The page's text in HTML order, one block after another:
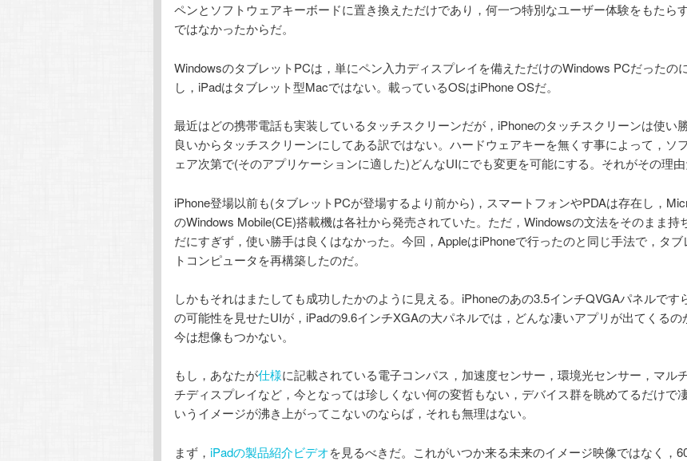
ペンとソフトウェアキーボードに置き換えただけであり，何一つ特別なユーザー体験をもたら
ではなかったからだ。
WindowsのタブレットPCは，単にペン入力ディスプレイを備えただけのWindows PCだったの
し，iPadはタブレット型Macではない。載っているOSはiPhone OSだ。
最近はどの携帯電話も実装しているタッチスクリーンだが，iPhoneのタッチスクリーンは使い
良いからタッチスクリーンにしてある訳ではない。ハードウェアキーを無くす事によって，ソ
ェア次第で(そのアプリケーションに適した)どんなUIにでも変更を可能にする。それがその理由
iPhone登場以前も(タブレットPCが登場するより前から)，スマートフォンやPDAは存在し，
のWindows Mobile(CE)搭載機は各社から発売されていた。ただ，Windowsの文法をそのまま持
だにすぎず，使い勝手は良くはなかった。今回，AppleはiPhoneで行ったのと同じ手法で，タブ
トコンピュータを再構築したのだ。
しかもそれはまたしても成功したかのように見える。iPhoneのあの3.5インチQVGAパネルです
の可能性を見せたUIが，iPadの9.6インチXGAの大パネルでは，どんな凄いアプリが出てくるの
今は想像もつかない。
もし，あなたが仕様に記載されている電子コンパス，加速度センサー，環境光センサー，マル
チディスプレイなど，今となっては珍しくない何の変哲もない，デバイス群を眺めてるだけで
いうイメージが沸き上がってこないのならば，それも無理はない。
まず， iPadの製品紹介ビデオを見るべきだ。これがいつか来る未来のイメージ映像ではなく，